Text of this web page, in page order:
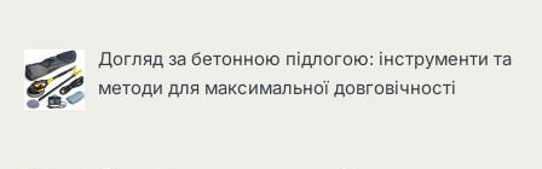
Догляд за бетонною підлогою: інструменти та
методи для максимальної довговічності